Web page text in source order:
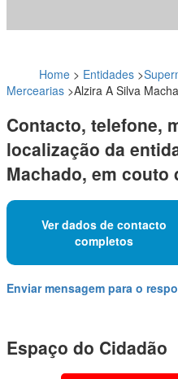
Home > Entidades >
Mercearias >Alzira A Silva
Contacto, telefone,
localização da
Machado, em couto
Ver dados de contacto
completos
Enviar mensagem para o
Espaço do Cidadão